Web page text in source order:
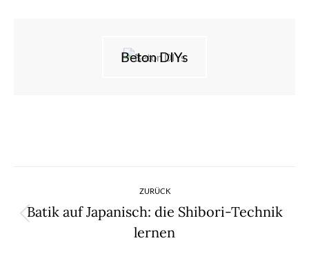
Beton DIYs
ZURÜCK
Vorheriger
Beitrag:
Batik auf Japanisch: die Shibori-Technik
lernen